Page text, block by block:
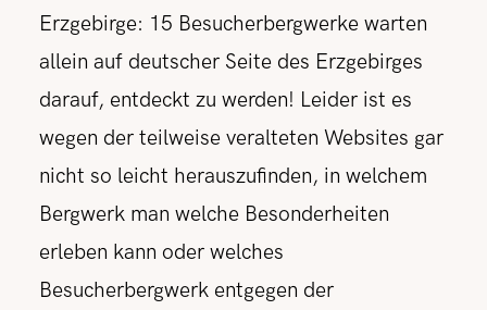
Erzgebirge: 15 Besucherbergwerke warten
allein auf deutscher Seite des Erzgebirges
darauf, entdeckt zu werden! Leider ist es
wegen der teilweise veralteten Websites gar
nicht so leicht herauszufinden, in welchem
Bergwerk man welche Besonderheiten
erleben kann oder welches
Besucherbergwerk entgegen der